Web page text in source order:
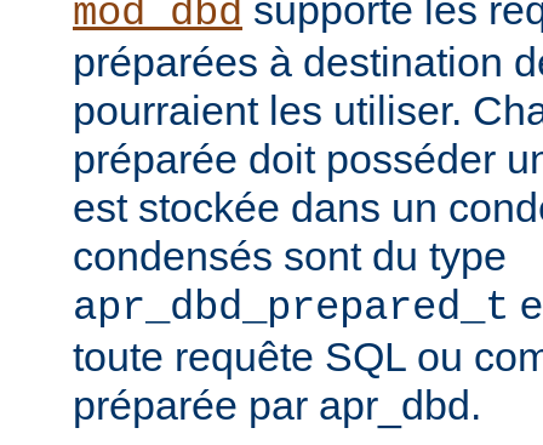
mod_dbd supporte les
préparées à destination
pourraient les utiliser.
préparée doit posséder
est stockée dans un
condensés sont du type
apr_dbd_prepared_t
toute requête SQL ou
préparée par apr_dbd.